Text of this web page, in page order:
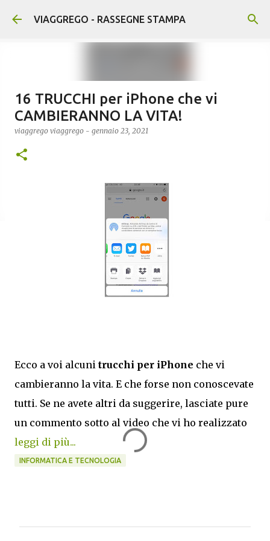
Passa ai contenuti principali
VIAGGREGO - RASSEGNE STAMPA
16 TRUCCHI per iPhone che vi
CAMBIERANNO LA VITA!
viaggrego viaggrego - gennaio 23, 2021
Ecco a voi alcuni trucchi per iPhone che vi
cambieranno la vita. E che forse non conoscevate
tutti. Se ne avete altri da suggerire, lasciate pure
un commento sotto al video che vi ho realizzato
leggi di più...
INFORMATICA E TECNOLOGIA